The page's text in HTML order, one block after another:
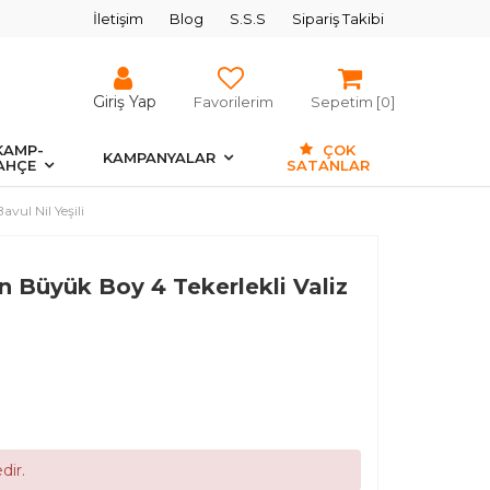
İletişim Blog S.S.S Sipariş Takibi
Giriş Yap Favorilerim Sepetim [0]
KAMPANYALAR
ÇOK
SATANLAR
Nil Yeşili
Büyük Boy 4 Tekerlekli Valiz